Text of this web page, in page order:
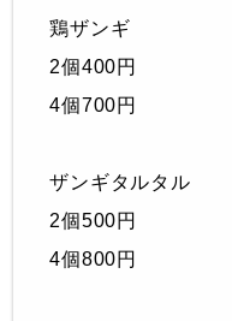
鶏ザンギ
2個400円
4個700円
ザンギタルタル
2個500円
4個800円